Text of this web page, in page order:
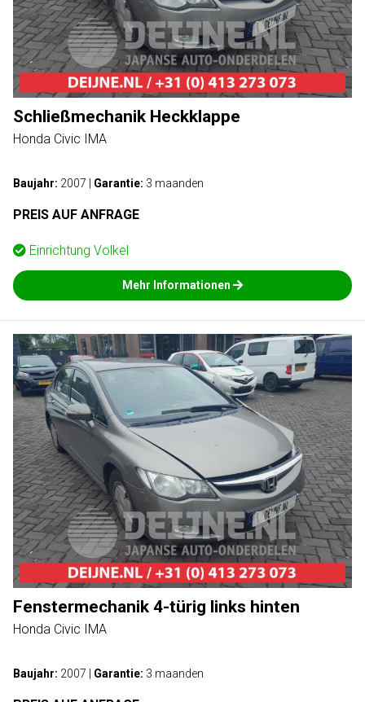
Schließmechanik Heckklappe
Honda Civic IMA
Baujahr: 2007 Garantie: 3 maanden
PREIS AUF ANFRAGE
Einrichtung Volkel
Mehr Informationen
Fenstermechanik 4-türig links hinten
Honda Civic IMA
Baujahr: 2007 Garantie: 3 maanden